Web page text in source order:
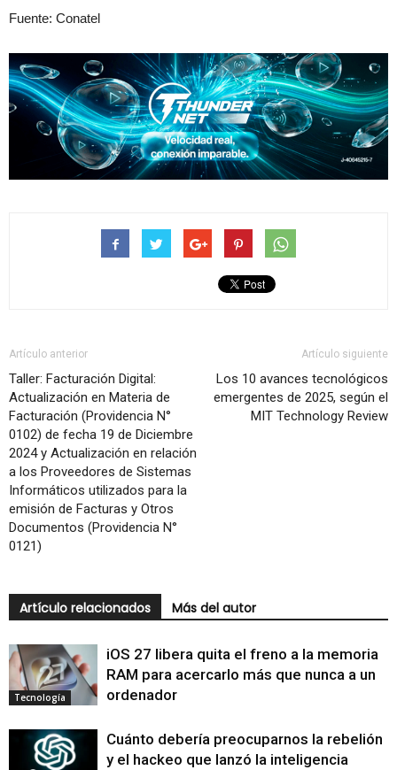
Fuente: Conatel
Artículo anterior
Taller: Facturación Digital:
Actualización en Materia de
Facturación (Providencia N°
0102) de fecha 19 de Diciembre
2024 y Actualización en relación
a los Proveedores de Sistemas
Informáticos utilizados para la
emisión de Facturas y Otros
Documentos (Providencia N°
0121)
Artículo siguiente
Los 10 avances tecnológicos
emergentes de 2025, según el
MIT Technology Review
Artículo relacionados Más del autor
Tecnología
iOS 27 libera quita el freno a la memoria
RAM para acercarlo más que nunca a un
ordenador
Cuánto debería preocuparnos la rebelión
y el hackeo que lanzó la inteligencia